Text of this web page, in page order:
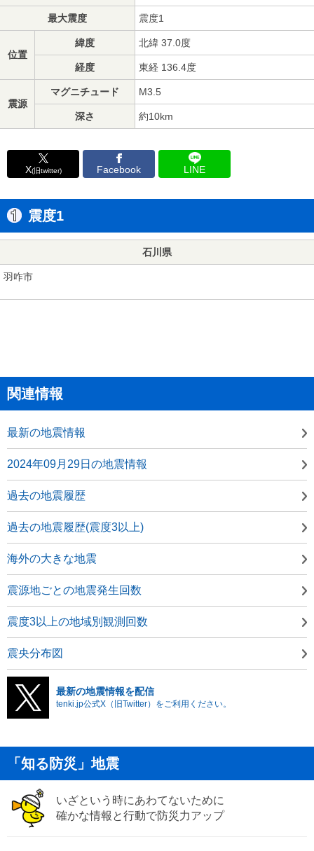
最大震度 震度1
位置
緯度 北緯 37.0度
経度 東経 136.4度
震源
マグニチュード M3.5
深さ 約10km
X(旧twitter) Facebook LINE
震度1
石川県
羽咋市
関連情報
最新の地震情報
2024年09月29日の地震情報
過去の地震履歴
過去の地震履歴(震度3以上)
海外の大きな地震
震源地ごとの地震発生回数
震度3以上の地域別観測回数
震央分布図
最新の地震情報を配信
tenki.jp公式X（旧Twitter）をご利用ください。
「知る防災」地震
いざという時にあわてないために
確かな情報と行動で防災力アップ